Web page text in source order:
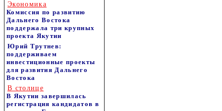
Экономика
Комиссия по развитию
Дальнего Востока
поддержала три крупных
проекта Якутии
Юрий Трутнев:
поддерживаем
инвестиционные проекты
для развития Дальнего
Востока
В столице
В Якутии завершилась
регистрация кандидатов в